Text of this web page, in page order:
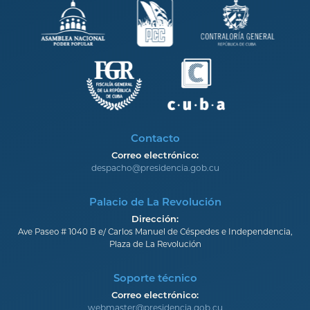
Contacto
Correo electrónico:
despacho@presidencia.gob.cu
Palacio de La Revolución
Dirección:
Ave Paseo # 1040 B e/ Carlos Manuel de Céspedes e Independencia,
Plaza de La Revolución
Soporte técnico
Correo electrónico:
webmaster@presidencia.gob.cu